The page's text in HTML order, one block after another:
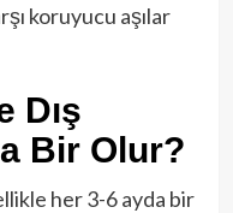
koruyucu aşılar
Dış
Bir Olur?
her 3-6 ayda bir